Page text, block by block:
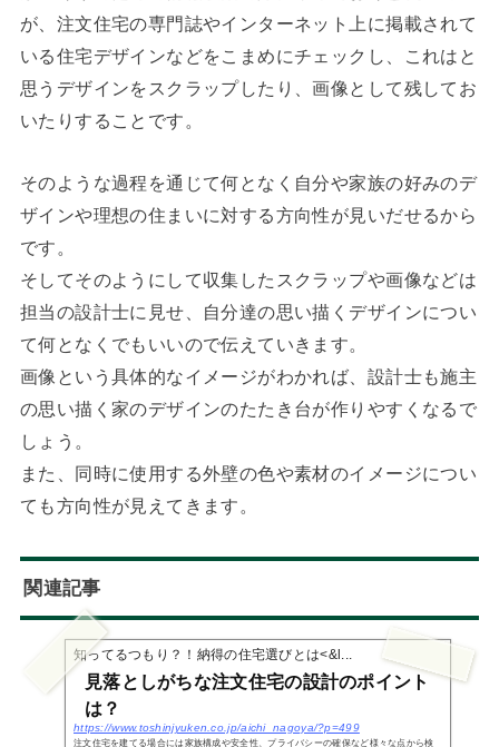
が、注文住宅の専門誌やインターネット上に掲載されて
いる住宅デザインなどをこまめにチェックし、これはと
思うデザインをスクラップしたり、画像として残してお
いたりすることです。
そのような過程を通じて何となく自分や家族の好みのデ
ザインや理想の住まいに対する方向性が見いだせるから
です。
そしてそのようにして収集したスクラップや画像などは
担当の設計士に見せ、自分達の思い描くデザインについ
て何となくでもいいので伝えていきます。
画像という具体的なイメージがわかれば、設計士も施主
の思い描く家のデザインのたたき台が作りやすくなるで
しょう。
また、同時に使用する外壁の色や素材のイメージについ
ても方向性が見えてきます。
関連記事
知ってるつもり？！納得の住宅選びとは<&l...
見落としがちな注文住宅の設計のポイント
は？
https://www.toshinjyuken.co.jp/aichi_nagoya/?p=499
注文住宅を建てる場合には家族構成や安全性、プライバシーの確保など様々な点から検